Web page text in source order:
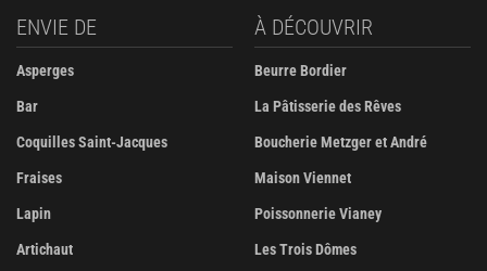
ENVIE DE
Asperges
Bar
Coquilles Saint-Jacques
Fraises
Lapin
Artichaut
À DÉCOUVRIR
Beurre Bordier
La Pâtisserie des Rêves
Boucherie Metzger et André
Maison Viennet
Poissonnerie Vianey
Les Trois Dômes